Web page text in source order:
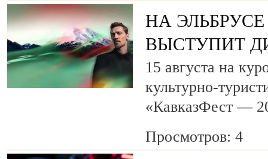
НА
ВЫСТУПИТ
15 августа на
культурно-
«КавказФест —
Просмотров: 4